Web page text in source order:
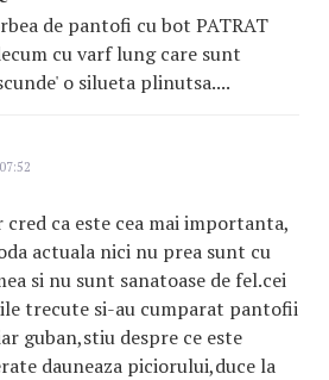
de pantofi cu bot PATRAT
cu varf lung care sunt
o silueta plinutsa....
ca este cea mai importanta,
actuala nici nu prea sunt cu
si nu sunt sanatoase de fel.cei
trecute si-au cumparat pantofii
guban,stiu despre ce este
dauneaza piciorului,duce la